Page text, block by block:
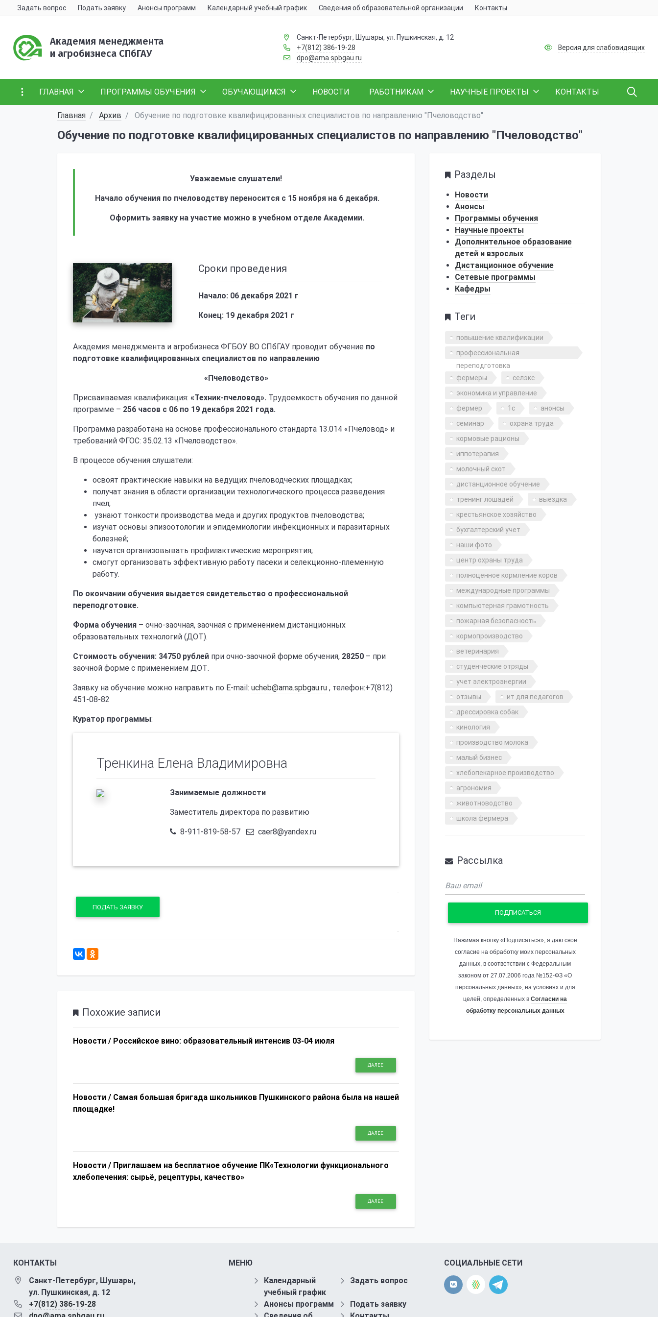
Задать вопрос Подать заявку Анонсы программ Календарный учебный график Сведения об образовательной организации Контакты
Академия менеджмента
и агробизнеса СПбГАУ
Санкт-Петербург, Шушары, ул. Пушкинская, д. 12
+7(812) 386-19-28
dpo@ama.spbgau.ru
Версия для слабовидящих
ГЛАВНАЯ ПРОГРАММЫ ОБУЧЕНИЯ ОБУЧАЮЩИМСЯ НОВОСТИ РАБОТНИКАМ НАУЧНЫЕ ПРОЕКТЫ КОНТАКТЫ
Главная Архив Обучение по подготовке квалифицированных специалистов по направлению "Пчеловодство"
Обучение по подготовке квалифицированных специалистов по направлению "Пчеловодство"
Уважаемые слушатели!
Начало обучения по пчеловодству переносится с 15 ноября на 6 декабря.
Оформить заявку на участие можно в учебном отделе Академии.
Сроки проведения
Начало: 06 декабря 2021 г
Конец: 19 декабря 2021 г
Академия менеджмента и агробизнеса ФГБОУ ВО СПбГАУ проводит обучение по
подготовке квалифицированных специалистов по направлению
«Пчеловодство»
Присваиваемая квалификация: «Техник-пчеловод». Трудоемкость обучения по данной
программе – 256 часов с 06 по 19 декабря 2021 года.
Программа разработана на основе профессионального стандарта 13.014 «Пчеловод» и
требований ФГОС: 35.02.13 «Пчеловодство».
В процессе обучения слушатели:
освоят практические навыки на ведущих пчеловодческих площадках;
получат знания в области организации технологического процесса разведения
пчел;
узнают тонкости производства меда и других продуктов пчеловодства;
изучат основы эпизоотологии и эпидемиологии инфекционных и паразитарных
болезней;
научатся организовывать профилактические мероприятия;
смогут организовать эффективную работу пасеки и селекционно-племенную
работу.
По окончании обучения выдается свидетельство о профессиональной
переподготовке.
Форма обучения – очно-заочная, заочная с применением дистанционных
образовательных технологий (ДОТ).
Стоимость обучения: 34750 рублей при очно-заочной форме обучения, 28250 – при
заочной форме с применением ДОТ.
Заявку на обучение можно направить по E-mail: ucheb@ama.spbgau.ru , телефон:+7(812)
451-08-82
Куратор программы:
Тренкина Елена Владимировна
Занимаемые должности
Заместитель директора по развитию
8-911-819-58-57 caer8@yandex.ru
ПОДАТЬ ЗАЯВКУ
Похожие записи
Новости / Российское вино: образовательный интенсив 03-04 июля
ДАЛЕЕ
Новости / Самая большая бригада школьников Пушкинского района была на нашей
площадке!
ДАЛЕЕ
Новости / Приглашаем на бесплатное обучение ПК«Технологии функционального
хлебопечения: сырьё, рецептуры, качество»
ДАЛЕЕ
Разделы
Новости
Анонсы
Программы обучения
Научные проекты
Дополнительное образование
детей и взрослых
Дистанционное обучение
Сетевые программы
Кафедры
Теги
повышение квалификации
профессиональная
переподготовка
фермеры
селэкс
экономика и управление
фермер
1с
анонсы
семинар
охрана труда
кормовые рационы
иппотерапия
молочный скот
дистанционное обучение
тренинг лошадей
выездка
крестьянское хозяйство
бухгалтерский учет
наши фото
центр охраны труда
полноценное кормление коров
международные программы
компьютерная грамотность
пожарная безопасность
кормопроизводство
ветеринария
студенческие отряды
учет электроэнергии
отзывы
ит для педагогов
дрессировка собак
кинология
производство молока
малый бизнес
хлебопекарное производство
агрономия
животноводство
школа фермера
Рассылка
ПОДПИСАТЬСЯ
Нажимая кнопку «Подписаться», я даю свое
согласие на обработку моих персональных
данных, в соответствии с Федеральным
законом от 27.07.2006 года №152-ФЗ «О
персональных данных», на условиях и для
целей, определенных в Согласии на
обработку персональных данных
КОНТАКТЫ
Санкт-Петербург, Шушары,
ул. Пушкинская, д. 12
+7(812) 386-19-28
МЕНЮ
Календарный
учебный график
Задать вопрос
Анонсы программ
Подать заявку
СОЦИАЛЬНЫЕ СЕТИ